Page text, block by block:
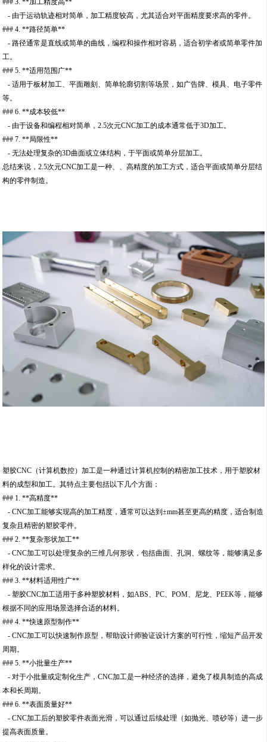
### 3. **加工精度高**
- 由于运动轨迹相对简单，加工精度较高，尤其适合对平面精度要求高的零件。
### 4. **路径简单**
- 路径通常是直线或简单的曲线，编程和操作相对容易，适合初学者或简单零件加
工。
### 5. **适用范围广**
- 适用于板材加工、平面雕刻、简单轮廓切割等场景，如广告牌、模具、电子零件
等。
### 6. **成本较低**
- 由于设备和编程相对简单，2.5次元CNC加工的成本通常低于3D加工。
### 7. **局限性**
- 无法处理复杂的3D曲面或立体结构，于平面或简单分层加工。
总结来说，2.5次元CNC加工是一种、、高精度的加工方式，适合平面或简单分层结
构的零件制造。
塑胶CNC（计算机数控）加工是一种通过计算机控制的精密加工技术，用于塑胶材
料的成型和加工。其特点主要包括以下几个方面：
### 1. **高精度**
- CNC加工能够实现高的加工精度，通常可以达到±mm甚至更高的精度，适合制造
复杂且精密的塑胶零件。
### 2. **复杂形状加工**
- CNC加工可以处理复杂的三维几何形状，包括曲面、孔洞、螺纹等，能够满足多
样化的设计需求。
### 3. **材料适用性广**
- 塑胶CNC加工适用于多种塑胶材料，如ABS、PC、POM、尼龙、PEEK等，能够
根据不同的应用场景选择合适的材料。
### 4. **快速原型制作**
- CNC加工可以快速制作原型，帮助设计师验证设计方案的可行性，缩短产品开发
周期。
### 5. **小批量生产**
- 对于小批量或定制化生产，CNC加工是一种经济的选择，避免了模具制造的高成
本和长周期。
### 6. **表面质量好**
- CNC加工后的塑胶零件表面光滑，可以通过后续处理（如抛光、喷砂等）进一步
提高表面质量。